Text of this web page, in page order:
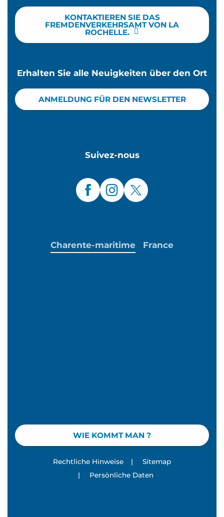
KONTAKTIEREN SIE DAS
FREMDENVERKEHRSAMT VON LA
ROCHELLE.
Erhalten Sie alle Neuigkeiten über den Ort
ANMELDUNG FÜR DEN NEWSLETTER
Suivez-nous
WIE KOMMT MAN ?
Charente-maritime France
Rechtliche Hinweise |
Sitemap
|
Persönliche Daten